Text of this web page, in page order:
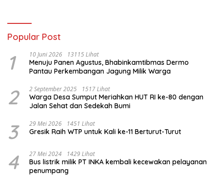
Membatalkan Hak Warga.
Popular Post
1 10 Juni 2026 13115 Lihat
Menuju Panen Agustus, Bhabinkamtibmas Dermo
Pantau Perkembangan Jagung Milik Warga
2 2 September 2025 1517 Lihat
Warga Desa Sumput Meriahkan HUT RI ke-80 dengan
Jalan Sehat dan Sedekah Bumi ‎
3 29 Mei 2026 1451 Lihat
Gresik Raih WTP untuk Kali ke-11 Berturut-Turut
4 27 Mei 2024 1429 Lihat
Bus listrik milik PT INKA kembali kecewakan pelayanan
penumpang